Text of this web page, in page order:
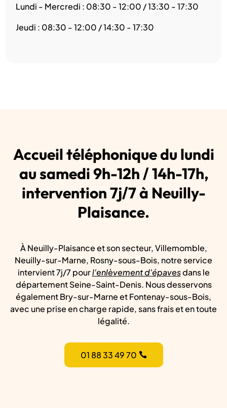
Lundi - Mercredi : 08:30 - 12:00 / 13:30 - 17:30
Jeudi : 08:30 - 12:00 / 14:30 - 17:30
Accueil téléphonique du lundi
au samedi 9h-12h / 14h-17h,
intervention 7j/7 à Neuilly-
Plaisance.
À Neuilly-Plaisance et son secteur, Villemomble,
Neuilly-sur-Marne, Rosny-sous-Bois, notre service
intervient 7j/7 pourl'enlèvement d'épavesdans le
département Seine-Saint-Denis. Nous desservons
également Bry-sur-Marne et Fontenay-sous-Bois,
avec une prise en charge rapide, sans frais et en toute
légalité.
01 88 33 49 70